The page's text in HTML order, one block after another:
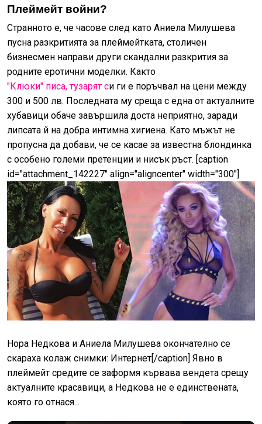
Плеймейт войни?
Странното е, че часове след като Аниела Милушева
пусна разкритията за плеймейтката, столичен
бизнесмен направи други скандални разкрития за
родните еротични моделки. Както
"Клюки" писа, тузарят си ги е поръчвал на цени между
300 и 500 лв. Последната му среща с една от актуалните
хубавици обаче завършила доста неприятно, заради
липсата й на добра интимна хигиена. Като мъжът не
пропусна да добави, че се касае за известна блондинка
с особено големи претенции и нисък ръст. [caption
id="attachment_142227" align="aligncenter" width="300"]
Нора Недкова и Аниела Милушева окончателно се
скараха колаж снимки: Интернет[/caption] Явно в
плеймейт средите се заформя кървава вендета срещу
актуалните красавици, а Недкова не е единствената,
която го отнася...